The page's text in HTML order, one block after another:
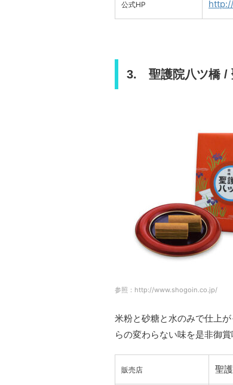
公式HP
3. 聖護院八ツ橋 /
参照：http://www.shogoin.co.jp/
米粉と砂糖と水のみで仕上
らの変わらない味を是非御賞
販売店 聖